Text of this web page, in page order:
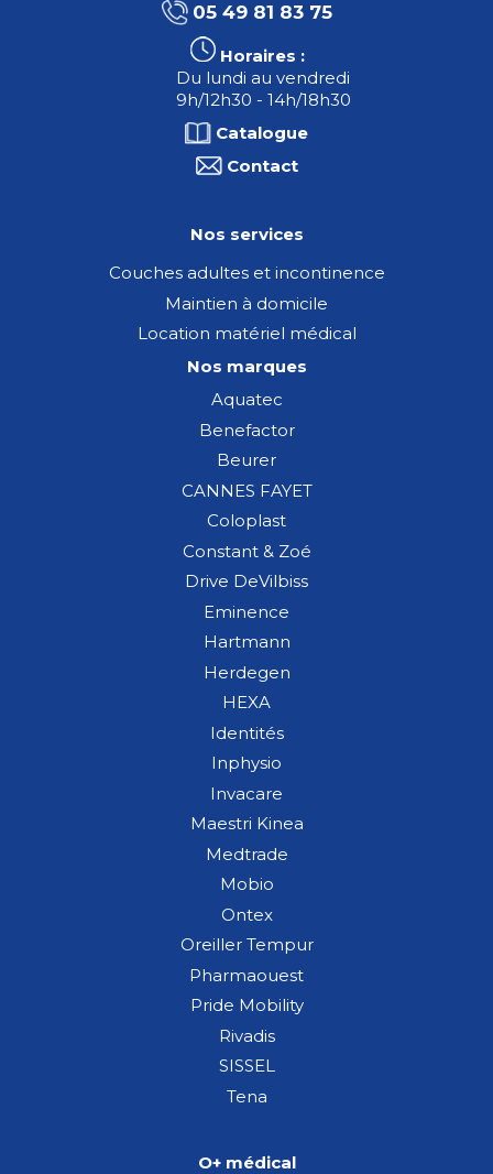
05 49 81 83 75
Horaires :
Du lundi au vendredi
9h/12h30 - 14h/18h30
Catalogue
Contact
Nos services
Couches adultes et incontinence
Maintien à domicile
Location matériel médical
Nos marques
Aquatec
Benefactor
Beurer
CANNES FAYET
Coloplast
Constant & Zoé
Drive DeVilbiss
Eminence
Hartmann
Herdegen
HEXA
Identités
Inphysio
Invacare
Maestri Kinea
Medtrade
Mobio
Ontex
Oreiller Tempur
Pharmaouest
Pride Mobility
Rivadis
SISSEL
Tena
O+ médical